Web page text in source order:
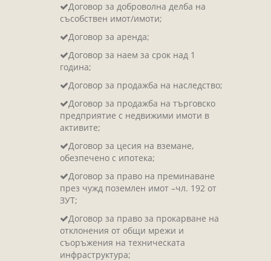
КОНТАКТИ
Договор за доброволна делба на
съсобствен имот/имоти;
Договор за аренда;
Договор за наем за срок над 1
година;
Договор за продажба на наследство;
Договор за продажба на търговско
предприятие с недвижими имоти в
активите;
Договор за цесия на вземане,
обезпечено с ипотека;
Договор за право на преминаване
през чужд поземлен имот –чл. 192 от
ЗУТ;
Договор за право за прокарване на
отклонения от общи мрежи и
съоръжения на техническата
инфраструктура;